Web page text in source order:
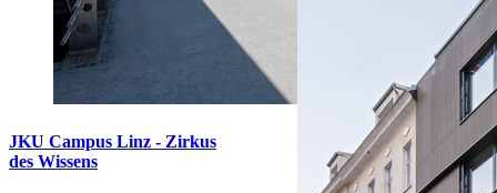
JKU Campus Linz - Zirkus
des Wissens